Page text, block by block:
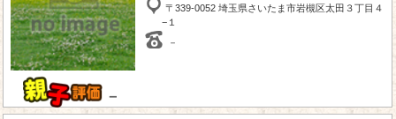
－
〒339-0052 埼玉県さいたま市岩槻区太田３丁目４
−１
－